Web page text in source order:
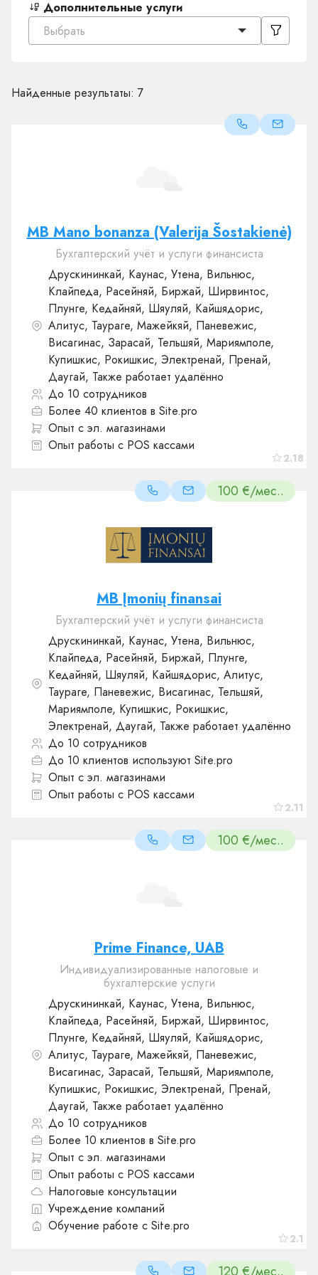
Дополнительные услуги
Выбрать
Найденные результаты: 7
2.18
MB Mano bonanza (Valerija Šostakienė)
Бухгалтерский учёт и услуги финансиста
Друскининкай, Каунас, Утена, Вильнюс,
Клайпеда, Расейняй, Биржай, Ширвинтос,
Плунге, Кедайняй, Шяуляй, Кайшядорис,
Алитус, Таураге, Мажейкяй, Паневежис,
Висагинас, Зарасай, Тельшяй, Мариямполе,
Купишкис, Рокишкис, Электренай, Пренай,
Даугай, Также работает удалённо
До 10 сотрудников
Более 40 клиентов в Site.pro
Опыт с эл. магазинами
Опыт работы с POS кассами
100 €/мес..
2.11
MB Įmonių finansai
Бухгалтерский учёт и услуги финансиста
Друскининкай, Каунас, Утена, Вильнюс,
Клайпеда, Расейняй, Биржай, Плунге,
Кедайняй, Шяуляй, Кайшядорис, Алитус,
Таураге, Паневежис, Висагинас, Тельшяй,
Мариямполе, Купишкис, Рокишкис,
Электренай, Даугай, Также работает удалённо
До 10 сотрудников
До 10 клиентов используют Site.pro
Опыт с эл. магазинами
Опыт работы с POS кассами
100 €/мес..
2.1
Prime Finance, UAB
Индивидуализированные налоговые и
бухгалтерские услуги
Друскининкай, Каунас, Утена, Вильнюс,
Клайпеда, Расейняй, Биржай, Ширвинтос,
Плунге, Кедайняй, Шяуляй, Кайшядорис,
Алитус, Таураге, Мажейкяй, Паневежис,
Висагинас, Зарасай, Тельшяй, Мариямполе,
Купишкис, Рокишкис, Электренай, Пренай,
Даугай, Также работает удалённо
До 10 сотрудников
Более 10 клиентов в Site.pro
Опыт с эл. магазинами
Опыт работы с POS кассами
Налоговые консультации
Учреждение компаний
Обучение работе с Site.pro